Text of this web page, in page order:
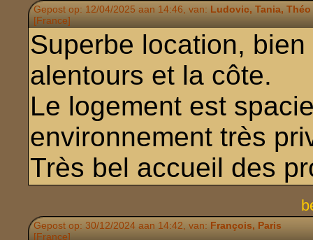
Gepost op: 12/04/2025 aan 14:46, van: Ludovic, Tania,
[France]
Superbe location,
alentours et la côte.
Le logement est
environnement très
Très bel accueil des
Gepost op: 30/12/2024 aan 14:42, van: François, Paris
[France]